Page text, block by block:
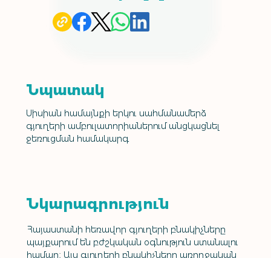
Նպատակ
Սիսիան համայնքի երկու սահմանամերձ
գյուղերի ամբուլատորիաներում անցկացնել
ջեռուցման համակարգ
Նկարագրություն
Հայաստանի հեռավոր գյուղերի բնակիչները
պայքարում են բժշկական օգնություն ստանալու
համար։ Այս գյուղերի բնակիչները առողջական